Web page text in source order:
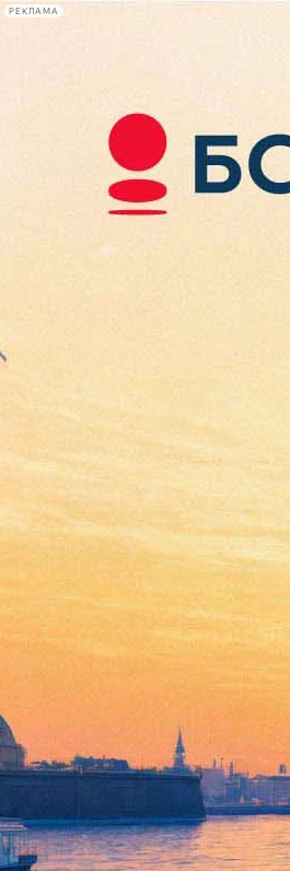
РЕКЛАМА
Сегодня:
2026.08.08
21:26
Афиша Plus
Российские
Осте» и
вошли в
Венецианского
24 июля 2020, Версия для